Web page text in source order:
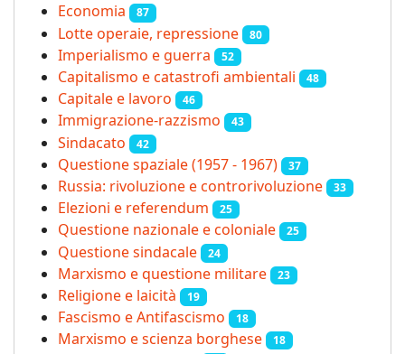
Economia 87
Lotte operaie, repressione 80
Imperialismo e guerra 52
Capitalismo e catastrofi ambientali 48
Capitale e lavoro 46
Immigrazione-razzismo 43
Sindacato 42
Questione spaziale (1957 - 1967) 37
Russia: rivoluzione e controrivoluzione 33
Elezioni e referendum 25
Questione nazionale e coloniale 25
Questione sindacale 24
Marxismo e questione militare 23
Religione e laicità 19
Fascismo e Antifascismo 18
Marxismo e scienza borghese 18